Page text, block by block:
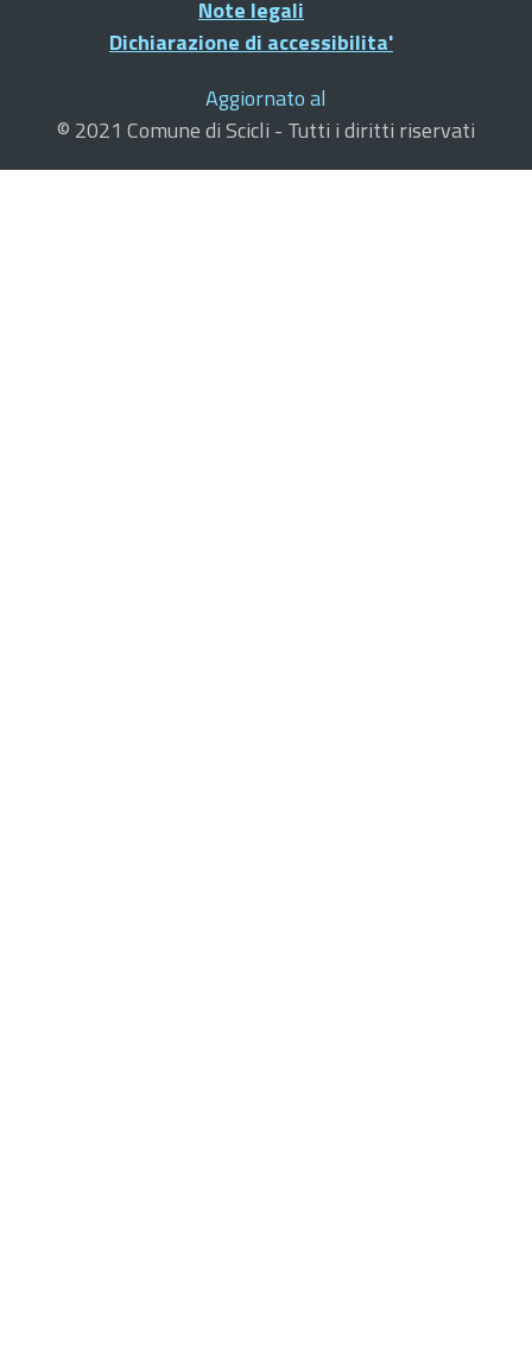
Note legali
Dichiarazione di accessibilita'
Aggiornato al
© 2021 Comune di Scicli - Tutti i diritti riservati